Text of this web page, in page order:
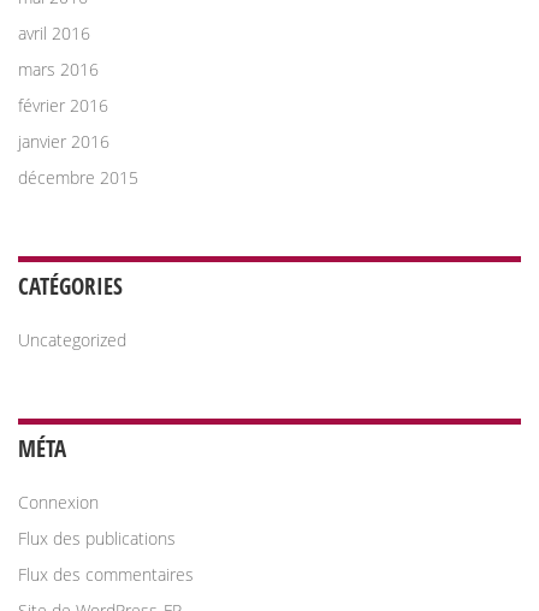
avril 2016
mars 2016
février 2016
janvier 2016
décembre 2015
CATÉGORIES
Uncategorized
MÉTA
Connexion
Flux des publications
Flux des commentaires